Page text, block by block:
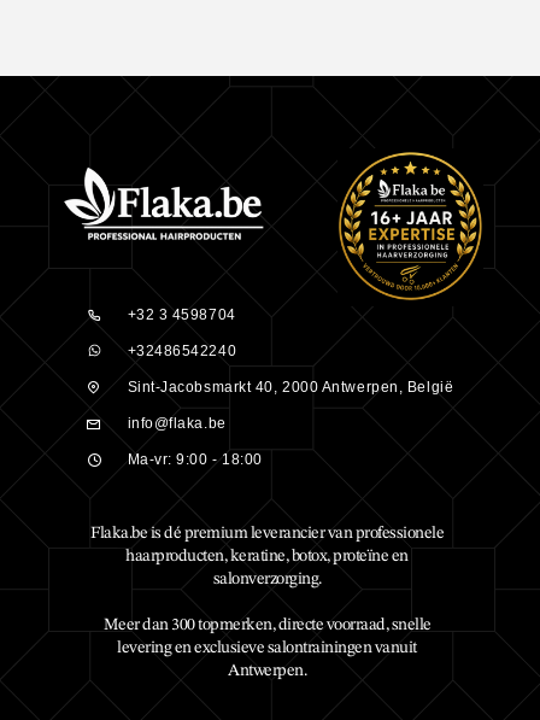
+32 3 4598704
+32486542240
Sint-Jacobsmarkt 40, 2000 Antwerpen, België
info@flaka.be
Ma-vr: 9:00 - 18:00
Flaka.be is dé premium leverancier van professionele
haarproducten, keratine, botox, proteïne en
salonverzorging.
Meer dan 300 topmerken, directe voorraad, snelle
levering en exclusieve salontrainingen vanuit
Antwerpen.